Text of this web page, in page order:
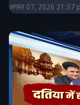
अगस्त 07, 2026 21:37